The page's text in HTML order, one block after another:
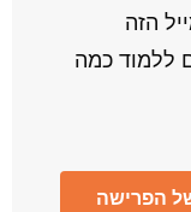
הזה
ללמוד כמה
הפרישה